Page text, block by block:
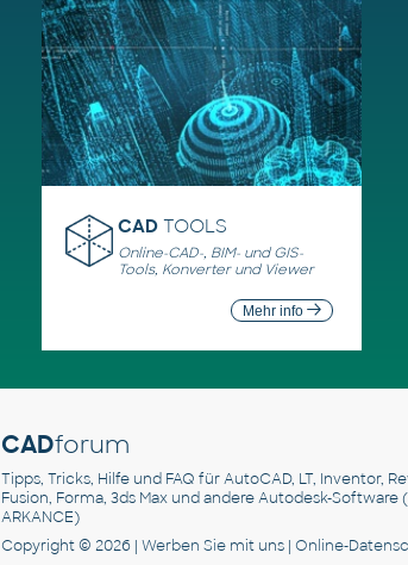
CAD TOOLS
Online-CAD-, BIM- und GIS-
Tools, Konverter und Viewer
Mehr info
CADforum
Tipps, Tricks, Hilfe und FAQ für AutoCAD, LT, Inventor,
Fusion, Forma, 3ds Max und andere Autodesk-Software
ARKANCE)
Copyright © 2026 | Werben Siemit uns | Online-